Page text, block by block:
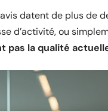
datent de plus de
d’activité, ou
pas la qualité